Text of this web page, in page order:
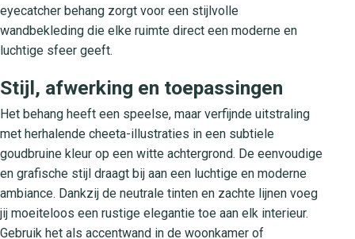
eyecatcher behang zorgt voor een stijlvolle
wandbekleding die elke ruimte direct een moderne en
luchtige sfeer geeft.
Stijl, afwerking en toepassingen
Het behang heeft een speelse, maar verfijnde uitstraling
met herhalende cheeta-illustraties in een subtiele
goudbruine kleur op een witte achtergrond. De eenvoudige
en grafische stijl draagt bij aan een luchtige en moderne
ambiance. Dankzij de neutrale tinten en zachte lijnen voeg
jij moeiteloos een rustige elegantie toe aan elk interieur.
Gebruik het als accentwand in de woonkamer of